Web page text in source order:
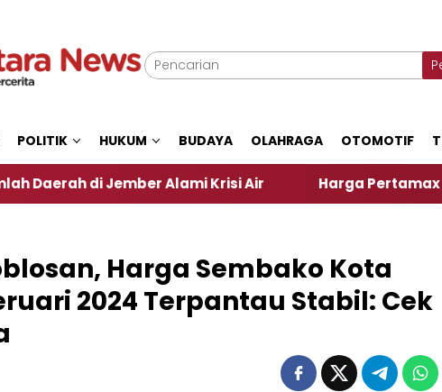
POLITIK HUKUM BUDAYA OLAHRAGA OTOMOTIF
Alami Krisi Air Harga Pertamax Turun Per Hari
Harga Sembako Kota
2024 Terpantau Stabil: Cek